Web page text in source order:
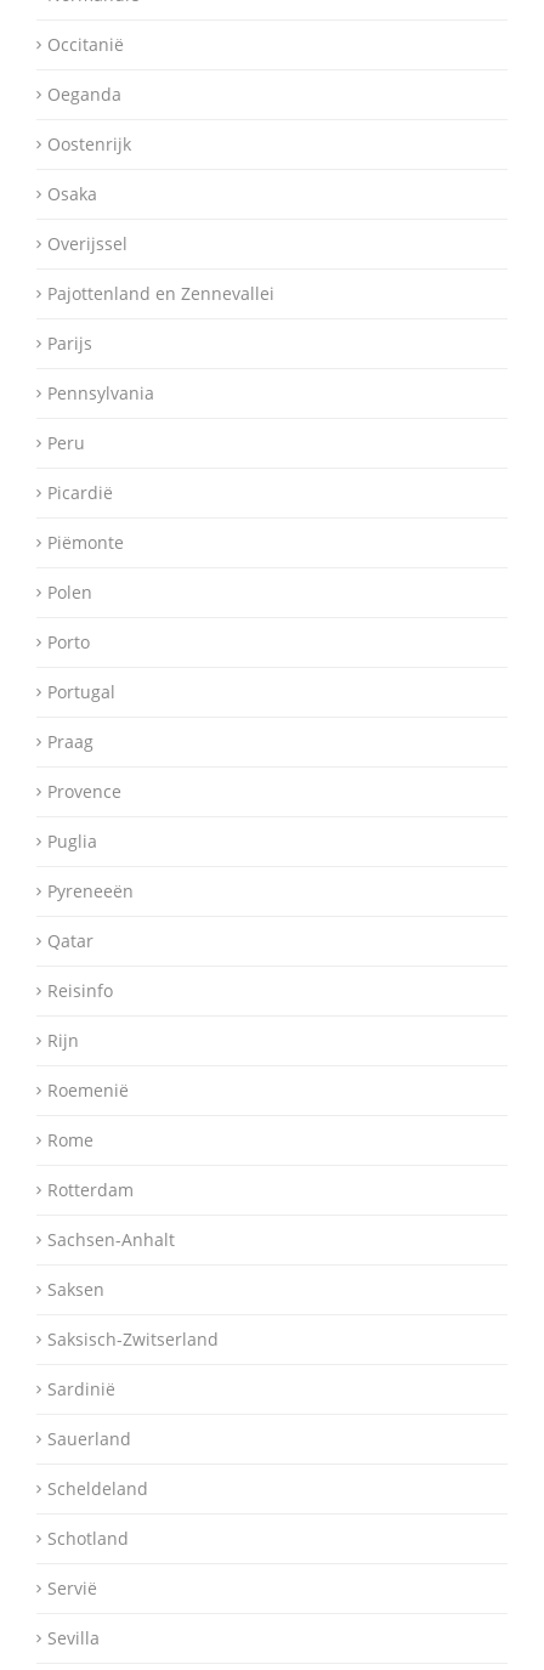
Occitanië
Oeganda
Oostenrijk
Osaka
Overijssel
Pajottenland en Zennevallei
Parijs
Pennsylvania
Peru
Picardië
Piëmonte
Polen
Porto
Portugal
Praag
Provence
Puglia
Pyreneeën
Qatar
Reisinfo
Rijn
Roemenië
Rome
Rotterdam
Sachsen-Anhalt
Saksen
Saksisch-Zwitserland
Sardinië
Sauerland
Scheldeland
Schotland
Servië
Sevilla